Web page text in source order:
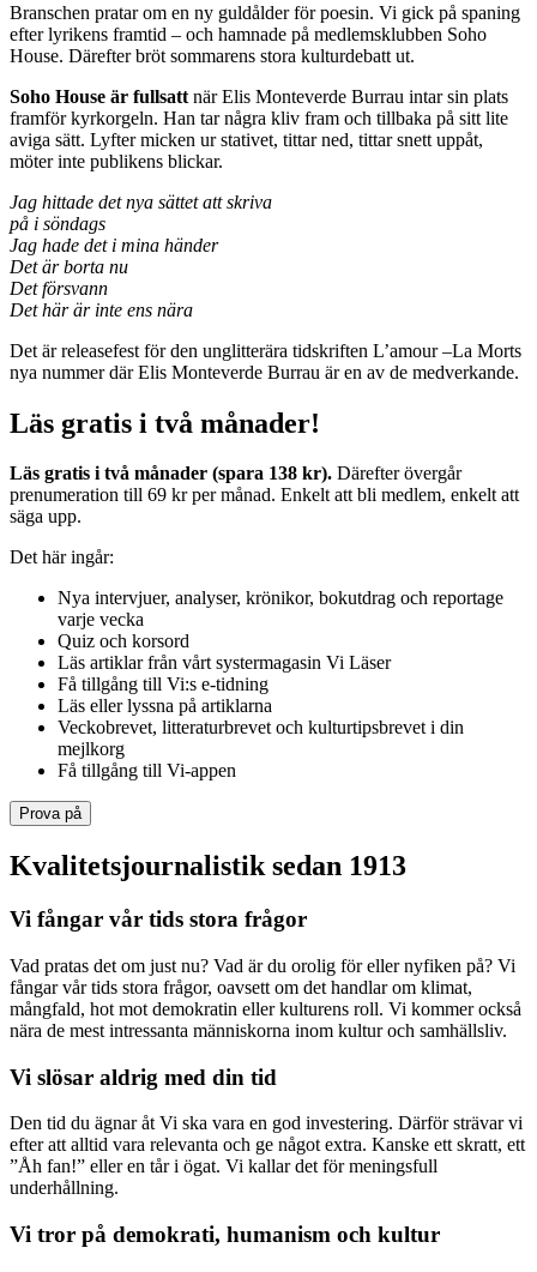
Branschen pratar om en ny guldålder för poesin. Vi gick på spaning
efter lyrikens framtid – och hamnade på medlemsklubben Soho
House. Därefter bröt sommarens stora kulturdebatt ut.
Soho House är fullsatt när Elis Monteverde Burrau intar sin plats
framför kyrkorgeln. Han tar några kliv fram och tillbaka på sitt lite
aviga sätt. Lyfter micken ur stativet, tittar ned, tittar snett uppåt,
möter inte publikens blickar.
Jag hittade det nya sättet att skriva
på i söndags
Jag hade det i mina händer
Det är borta nu
Det försvann
Det här är inte ens nära
Det är releasefest för den unglitterära tidskriften L’amour –La Morts
nya nummer där Elis Monteverde Burrau är en av de medverkande.
Läs gratis i två månader!
Läs gratis i två månader (spara 138 kr). Därefter övergår
prenumeration till 69 kr per månad. Enkelt att bli medlem, enkelt att
säga upp.
Det här ingår:
Nya intervjuer, analyser, krönikor, bokutdrag och reportage
varje vecka
Quiz och korsord
Läs artiklar från vårt systermagasin Vi Läser
Få tillgång till Vi:s e-tidning
Läs eller lyssna på artiklarna
Veckobrevet, litteraturbrevet och kulturtipsbrevet i din
mejlkorg
Få tillgång till Vi-appen
Prova på
Kvalitetsjournalistik sedan 1913
Vi fångar vår tids stora frågor
Vad pratas det om just nu? Vad är du orolig för eller nyfiken på? Vi
fångar vår tids stora frågor, oavsett om det handlar om klimat,
mångfald, hot mot demokratin eller kulturens roll. Vi kommer också
nära de mest intressanta människorna inom kultur och samhällsliv.
Vi slösar aldrig med din tid
Den tid du ägnar åt Vi ska vara en god investering. Därför strävar vi
efter att alltid vara relevanta och ge något extra. Kanske ett skratt, ett
”Åh fan!” eller en tår i ögat. Vi kallar det för meningsfull
underhållning.
Vi tror på demokrati, humanism och kultur